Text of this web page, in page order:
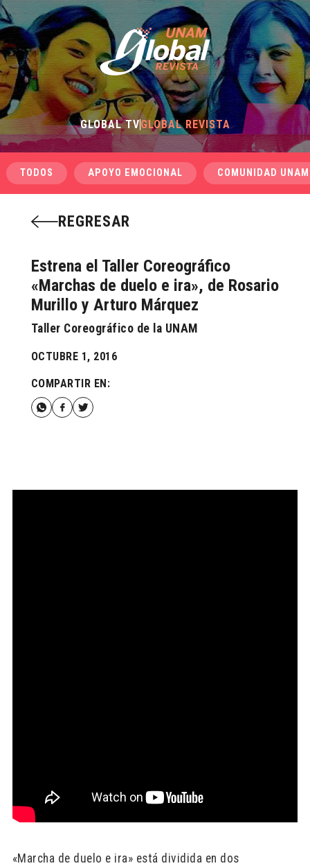
GLOBAL TVGLOBAL REVISTA
TODOS APOYO EMOCIONAL COMUNIDAD UNAM
REGRESAR
Estrena el Taller Coreográfico
«Marchas de duelo e ira», de Rosario
Murillo y Arturo Márquez
Taller Coreográfico de la UNAM
OCTUBRE 1, 2016
COMPARTIR EN:
«Marcha de duelo e ira» está dividida en dos